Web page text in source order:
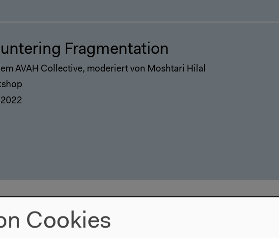
Fragmentation
AVAH Collective, moderiert von Moshtari Hilal
Cookies